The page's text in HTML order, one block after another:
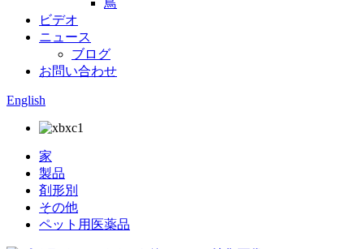
鳥
ビデオ
ニュース
ブログ
お問い合わせ
English
家
製品
剤形別
その他
ペット用医薬品